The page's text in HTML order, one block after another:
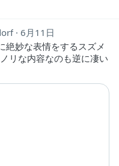
6月11日
絶妙な表情をするスズメ
リな内容なのも逆に凄い